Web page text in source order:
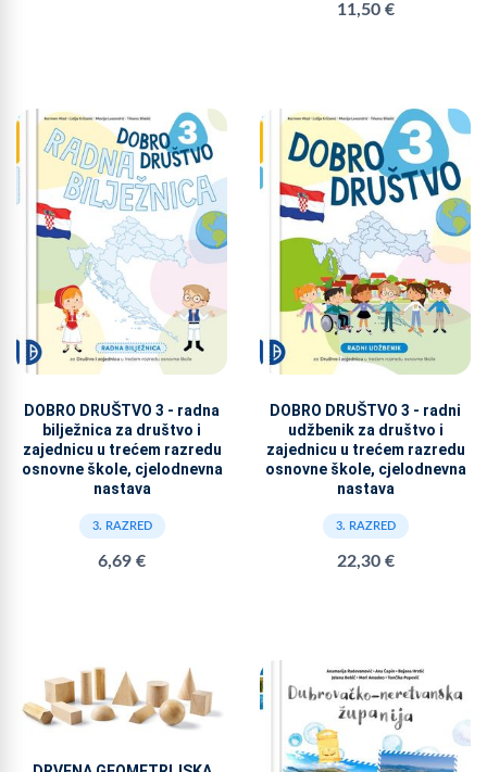
11,50 €
DOBRO DRUŠTVO 3 - radna
bilježnica za društvo i
zajednicu u trećem razredu
osnovne škole, cjelodnevna
nastava
3. RAZRED
6,69 €
DOBRO DRUŠTVO 3 - radni
udžbenik za društvo i
zajednicu u trećem razredu
osnovne škole, cjelodnevna
nastava
3. RAZRED
22,30 €